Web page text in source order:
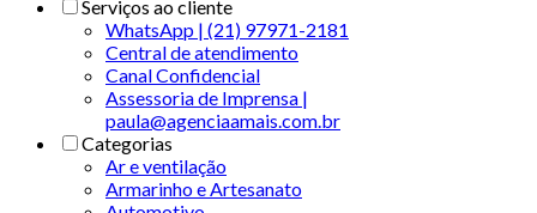
Serviços ao cliente
WhatsApp | (21) 97971-2181
Central de atendimento
Canal Confidencial
Assessoria de Imprensa |
paula@agenciaamais.com.br
Categorias
Ar e ventilação
Armarinho e Artesanato